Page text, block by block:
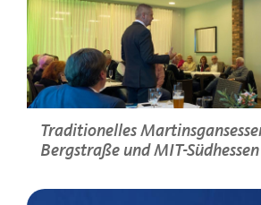
Traditionelles
Bergstraße und MIT-Südhessen